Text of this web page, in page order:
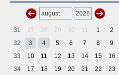
31 27 28 29 30 31 1
2
32
3 4 5 6 7 8
9
33
10 11 12 13 14 15
16
34
17 18 19 20 21 22
23